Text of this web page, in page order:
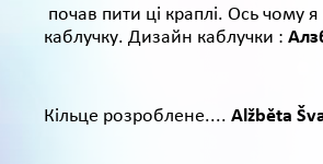
почав пити ці краплі. Ось чому
каблучку. Дизайн каблучки :
Кільце розроблене.... Alžběta